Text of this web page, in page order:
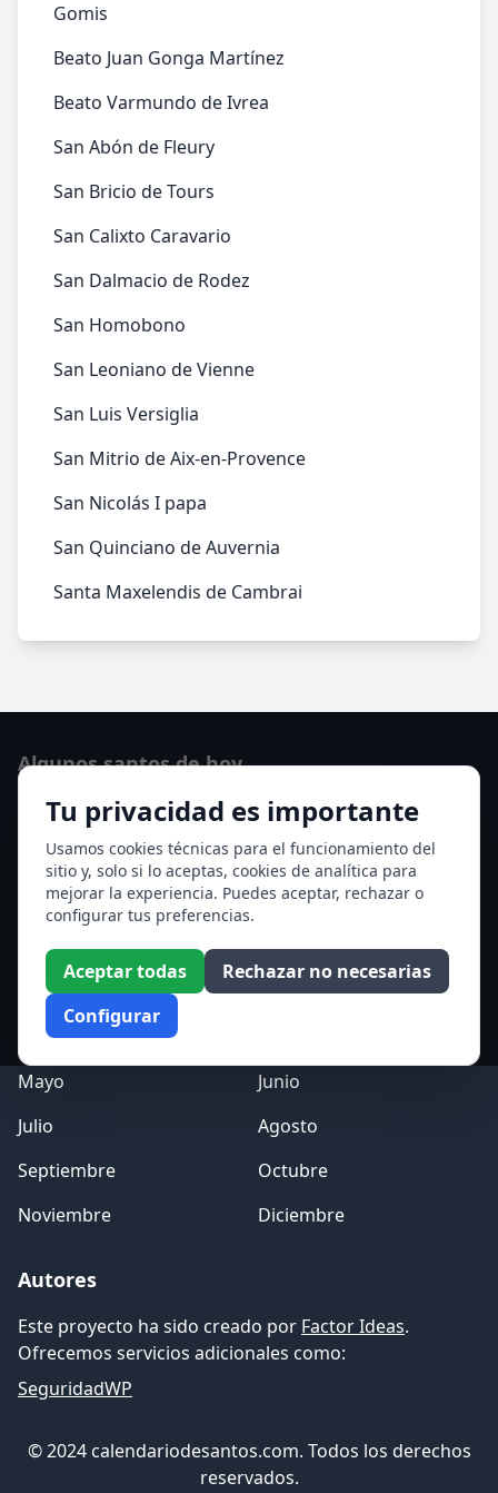
Gomis
Beato Juan Gonga Martínez
Beato Varmundo de Ivrea
San Abón de Fleury
San Bricio de Tours
San Calixto Caravario
San Dalmacio de Rodez
San Homobono
San Leoniano de Vienne
San Luis Versiglia
San Mitrio de Aix-en-Provence
San Nicolás I papa
San Quinciano de Auvernia
Santa Maxelendis de Cambrai
Tu privacidad es importante
Usamos cookies técnicas para el funcionamiento del
sitio y, solo si lo aceptas, cookies de analítica para
mejorar la experiencia. Puedes aceptar, rechazar o
configurar tus preferencias.
Aceptar todas
Rechazar no necesarias
Configurar
Algunos santos de hoy
San Osvaldo de Maserfield
Santa Edith Stein (Sor Teresa Benedicta de la Cruz)
Ver todos los santos de hoy
Acceso a los Meses
Enero
Febrero
Marzo
Mayo
Junio
Julio
Agosto
Septiembre
Octubre
Noviembre
Diciembre
Autores
Este proyecto ha sido creado por Factor Ideas.
Ofrecemos servicios adicionales como:
SeguridadWP
© 2024 calendariodesantos.com. Todos los derechos
reservados.